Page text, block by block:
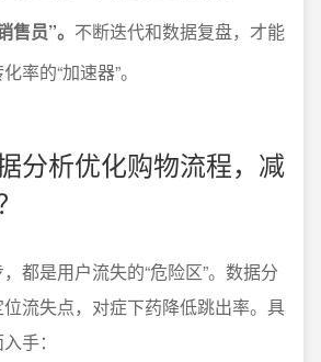
员”。 不断迭代和数据复盘，才能
率的“加速器”。
分析优化购物流程，减
都是用户流失的“危险区”。数据分
流失点，对症下药降低跳出率。具
手：